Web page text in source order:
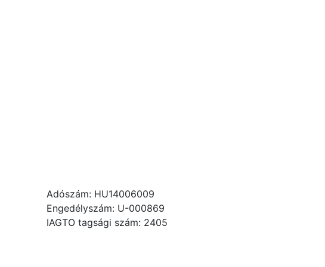
Adószám: HU14006009
Engedélyszám: U-000869
IAGTO tagsági szám: 2405